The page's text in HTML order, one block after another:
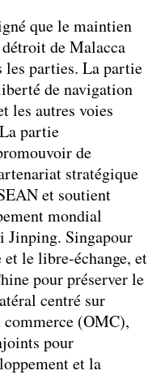
que le maintien
de Malacca
les parties. La partie
de navigation
les autres voies
partie
de
stratégique
et soutient
mondial
Jinping. Singapour
le libre-échange, et
pour préserver le
centré sur
(OMC),
pour
et la